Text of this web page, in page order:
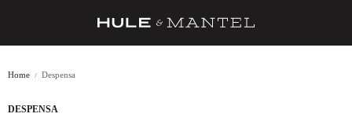
Home Despensa
DESPENSA